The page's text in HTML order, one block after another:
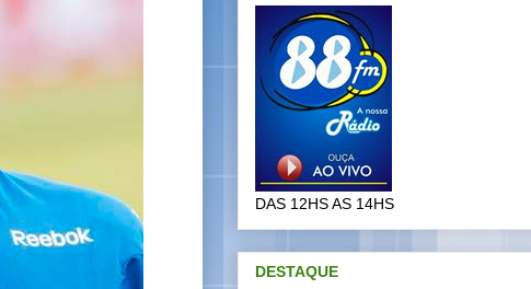
DAS 12HS AS 14HS
DESTAQUE